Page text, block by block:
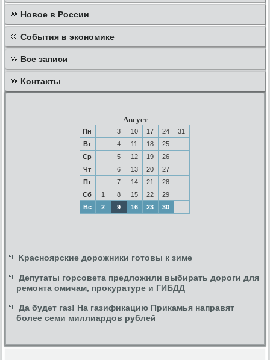
Новое в России
События в экономике
Все записи
Контакты
Август
Пн 3 10 17 24
31
Вт
4 11 18
25
Ср
5 12 19
26
Чт
6 13 20
27
Пт
7 14 21
28
Сб
1 8 15 22
29
Вс
2 9 16 23 30
Красноярские дорожники готовы к зиме
Депутаты горсовета предложили выбирать дороги для
ремонта омичам, прокуратуре и ГИБДД
Да будет газ! На газификацию Прикамья направят
более семи миллиардов рублей